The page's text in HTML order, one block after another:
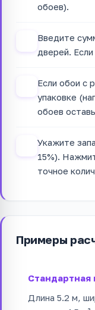
обоев).
Введите
дверей.
Если обои с
упаковке
обоев
Укажите
15%).
точное
Примеры
Стандартная
Длина 5.2 м,